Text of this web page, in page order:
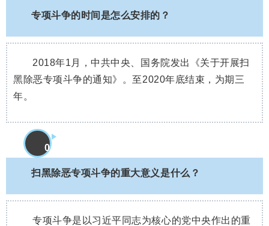
1
专项斗争的时间是怎么安排的？
2018年1月，中共中央、国务院发出《关于开展扫
黑除恶专项斗争的通知》。至2020年底结束，为期三
年。
0
2
扫黑除恶专项斗争的重大意义是什么？
专项斗争是以习近平同志为核心的党中央作出的重